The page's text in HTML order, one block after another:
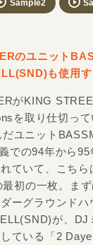
Sample2
のユニット
も使用す
がKING
を取り仕切っ
ユニット
での94年から
ていて、こちら
初の一枚。ま
ーグラウンド
が、DJ
ている「2